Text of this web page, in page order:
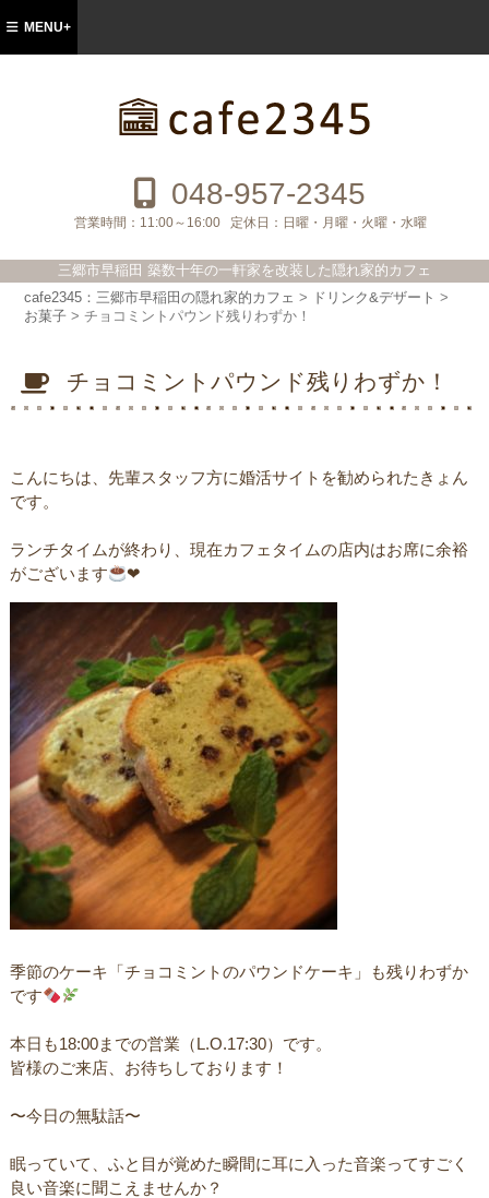
ェ
048-957-2345
営業時間： 11:00～16:00 定休日： 日曜・月曜・火曜・水曜
三郷市早稲田 築数十年の一軒家を改装した隠れ家的カフェ
MENU+
cafe2345：三郷市早稲田の隠れ家的カフェ > ドリンク&デザート >
お菓子 >チョコミントパウンド残りわずか！
チョコミントパウンド残りわずか！
こんにちは、先輩スタッフ方に婚活サイトを勧められたきょん
です。
ランチタイムが終わり、現在カフェタイムの店内はお席に余裕
がございます
❤︎
季節のケーキ「チョコミントのパウンドケーキ」も残りわずか
です
本日も18:00までの営業（L.O.17:30）です。
皆様のご来店、お待ちしております！
〜今日の無駄話〜
眠っていて、ふと目が覚めた瞬間に耳に入った音楽ってすごく
良い音楽に聞こえませんか？